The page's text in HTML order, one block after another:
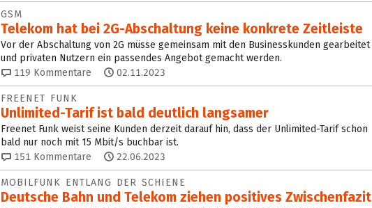
GSM
Telekom hat bei 2G-Abschaltung keine konkrete Zeitleiste
Vor der Abschaltung von 2G müsse gemeinsam mit den Businesskunden gearbeitet
und privaten Nutzern ein passendes Angebot gemacht werden.
119 Kommentare 02.11.2023
FREENET FUNK
Unlimited-Tarif ist bald deutlich langsamer
Freenet Funk weist seine Kunden derzeit darauf hin, dass der Unlimited-Tarif schon
bald nur noch mit 15 Mbit/s buchbar ist.
151 Kommentare 22.06.2023
MOBILFUNK ENTLANG DER SCHIENE
Deutsche Bahn und Telekom ziehen positives Zwischenfazit